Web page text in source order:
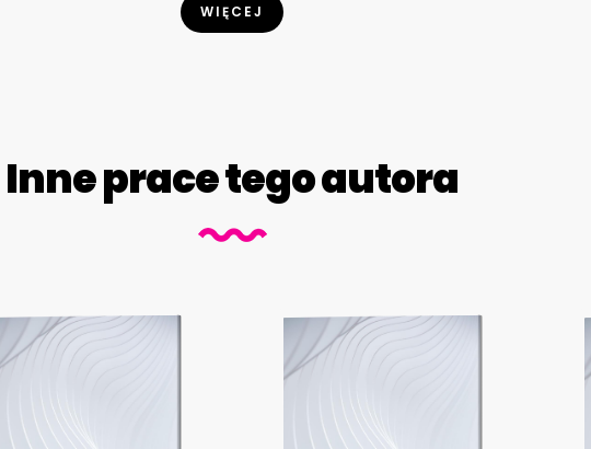
WIĘCEJ
Inne prace tego autora